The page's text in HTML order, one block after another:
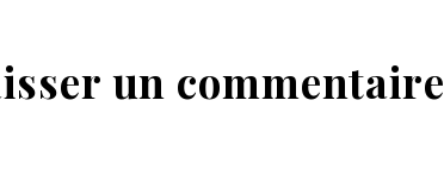
un commentaire